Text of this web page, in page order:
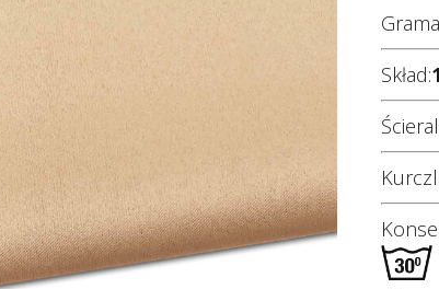
Skład: